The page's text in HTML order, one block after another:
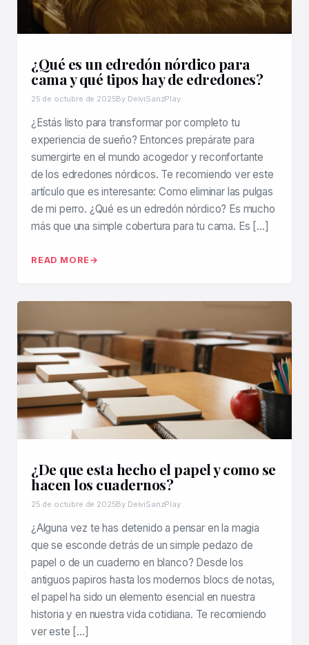
¿Qué es un edredón nórdico para
cama y qué tipos hay de edredones?
25 de octubre de 2025By DeiviSanzPlay
¿Estás listo para transformar por completo tu
experiencia de sueño? Entonces prepárate para
sumergirte en el mundo acogedor y reconfortante
de los edredones nórdicos. Te recomiendo ver este
artículo que es interesante: Como eliminar las pulgas
de mi perro. ¿Qué es un edredón nórdico? Es mucho
más que una simple cobertura para tu cama. Es […]
READ MORE
¿De que esta hecho el papel y como se
hacen los cuadernos?
25 de octubre de 2025By DeiviSanzPlay
¿Alguna vez te has detenido a pensar en la magia
que se esconde detrás de un simple pedazo de
papel o de un cuaderno en blanco? Desde los
antiguos papiros hasta los modernos blocs de notas,
el papel ha sido un elemento esencial en nuestra
historia y en nuestra vida cotidiana. Te recomiendo
ver este […]